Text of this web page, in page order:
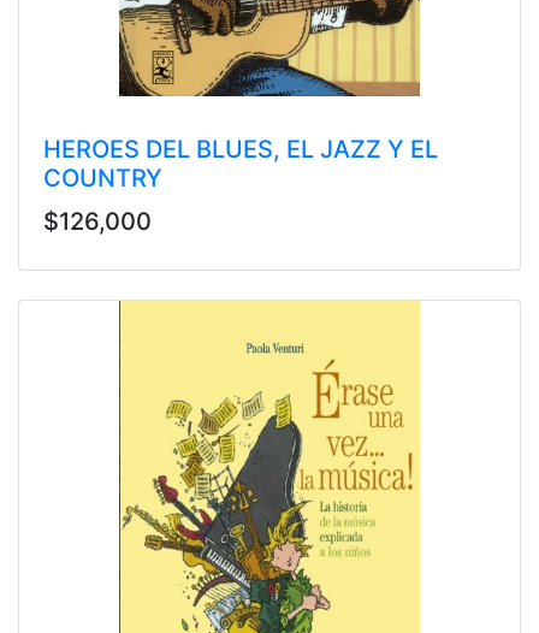
HEROES DEL BLUES, EL JAZZ Y EL
COUNTRY
$126,000